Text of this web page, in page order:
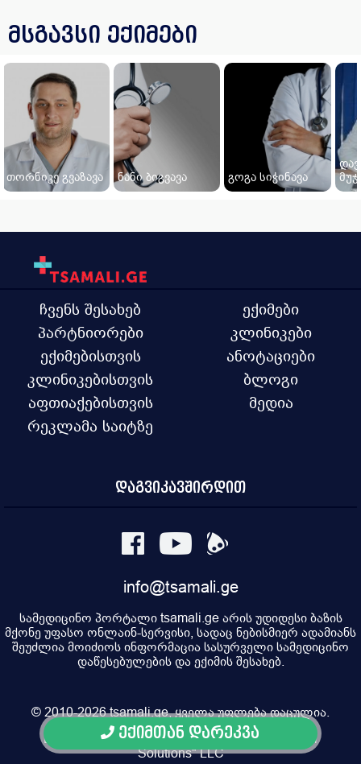
ექიმთან დარეკვა
მსგავსი ექიმები
თორნიკე გვაზავა ნანი ბიგვავა გოგა სიჭინავა
ჩვენს შესახებ
პარტნიორები
ექიმებისთვის
კლინიკებისთვის
აფთიაქებისთვის
რეკლამა საიტზე
ექიმები
კლინიკები
ანოტაციები
ბლოგი
მედია
დაგვიკავშირდით
info@tsamali.ge
სამედიცინო პორტალი tsamali.ge არის უდიდესი ბაზის
მქონე უფასო ონლაინ-სერვისი, სადაც ნებისმიერ ადამიანს
შეუძლია მოიძიოს ინფორმაცია სასურველი სამედიცინო
დაწესებულების და ექიმის შესახებ.
© 2010-2026 tsamali.ge, ყველა უფლება დაცულია.
Developed by Pulsar Digital, Property of "Digital
Solutions" LLC